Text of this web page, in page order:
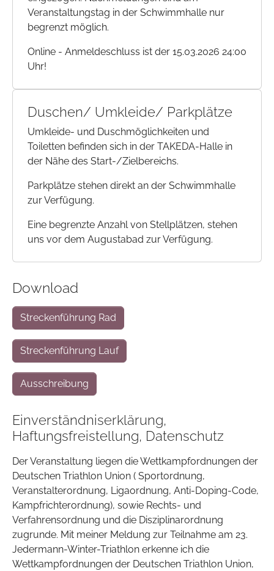
Veranstaltungstag in der Schwimmhalle nur
begrenzt möglich.
Online - Anmeldeschluss ist der 15.03.2026 24:00
Uhr!
Duschen/ Umkleide/ Parkplätze
Umkleide- und Duschmöglichkeiten und
Toiletten befinden sich in der TAKEDA-Halle in
der Nähe des Start-/Zielbereichs.
Parkplätze stehen direkt an der Schwimmhalle
zur Verfügung.
Eine begrenzte Anzahl von Stellplätzen, stehen
uns vor dem Augustabad zur Verfügung.
Download
Streckenführung Rad
Streckenführung Lauf
Ausschreibung
Einverständniserklärung,
Haftungsfreistellung, Datenschutz
Der Veranstaltung liegen die Wettkampfordnungen der
Deutschen Triathlon Union ( Sportordnung,
Veranstalterordnung, Ligaordnung, Anti-Doping-Code,
Kampfrichterordnung), sowie Rechts- und
Verfahrensordnung und die Disziplinarordnung
zugrunde. Mit meiner Meldung zur Teilnahme am 23.
Jedermann-Winter-Triathlon erkenne ich die
Wettkampfordnungen der Deutschen Triathlon Union,